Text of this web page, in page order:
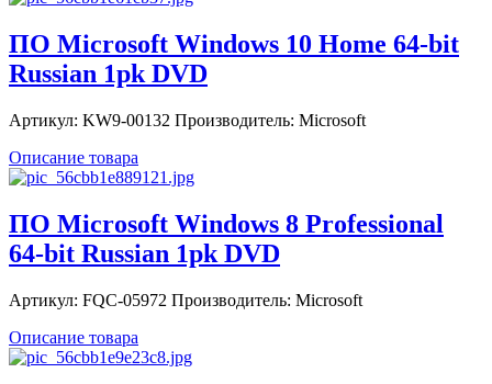
ПО Microsoft Windows 10 Home 64-bit
Russian 1pk DVD
Артикул: KW9-00132 Производитель: Microsoft
Описание товара
ПО Microsoft Windows 8 Professional
64-bit Russian 1pk DVD
Артикул: FQC-05972 Производитель: Microsoft
Описание товара